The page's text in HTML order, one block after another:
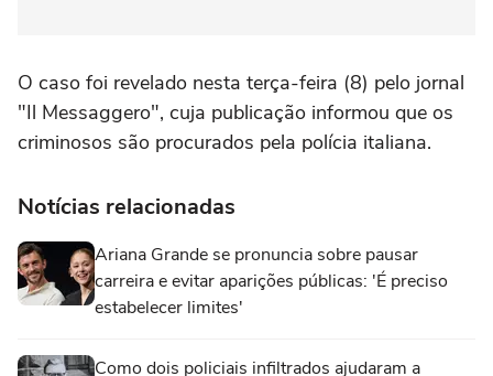
O caso foi revelado nesta terça-feira (8) pelo jornal
"Il Messaggero", cuja publicação informou que os
criminosos são procurados pela polícia italiana.
Notícias relacionadas
Ariana Grande se pronuncia sobre pausar
carreira e evitar aparições públicas: 'É preciso
estabelecer limites'
Como dois policiais infiltrados ajudaram a